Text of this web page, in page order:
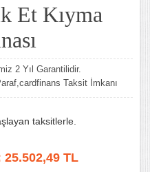
Et Kıyma
2 Yıl Garantilidir.
Taksit İmkanı
taksitlerle.
25.502,49TL